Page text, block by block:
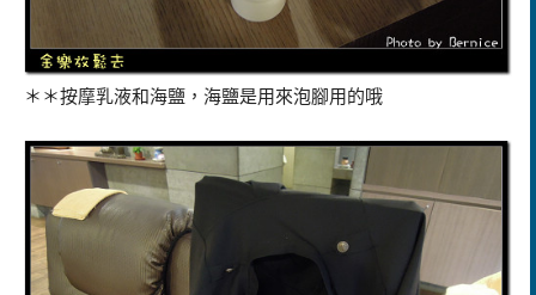
＊＊按摩乳液和海鹽，海鹽是用來泡腳用的哦